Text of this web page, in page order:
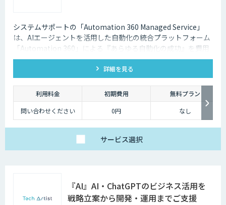
システムサポートの「Automation 360 Managed Service」
は、AIエージェントを活用した自動化の統合プラットフォーム
「Automation 360」による『あらゆる自動化の成功』を費用
を抑えて提供します。
詳細を見る
利用料金 初期費用
無料プラン
問い合わせください
0円 なし
サービス選択
『AI』AI・ChatGPTのビジネス活用を
戦略立案から開発・運用までご支援